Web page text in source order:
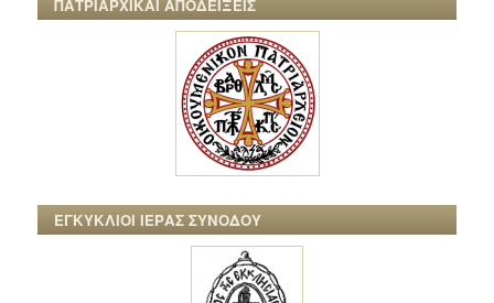
ΠΑΤΡΙΑΡΧΙΚΑΙ ΑΠΟΔΕΙΞΕΙΣ
ΕΓΚΥΚΛΙΟΙ ΙΕΡΑΣ ΣΥΝΟΔΟΥ